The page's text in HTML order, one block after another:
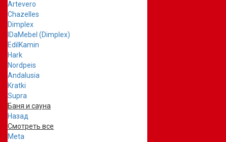
Artevero
Chazelles
Dimplex
IDaMebel (Dimplex)
EdilKamin
Hark
Nordpeis
Andalusia
Kratki
Supra
Баня и сауна
Назад
Смотреть все
Meta